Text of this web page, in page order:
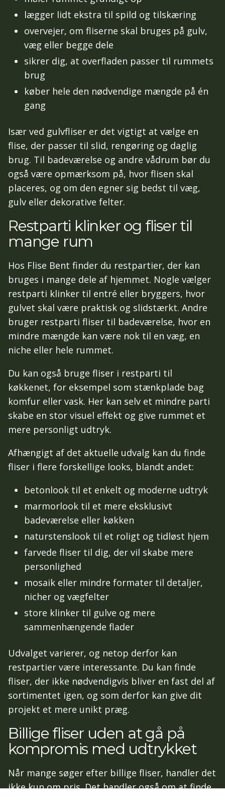
lægger lidt ekstra til spild og tilskæring
overvejer, om fliserne skal bruges på gulv,
væg eller begge dele
sikrer dig, at overfladen passer til rummets
brug
køber hele den nødvendige mængde på én
gang
Især ved gulvfliser er det vigtigt at vælge en
flise, der passer til slid, rengøring og daglig
brug. Til badeværelse og andre vådrum bør du
også være opmærksom på, hvor flisen skal
placeres, og om den egner sig bedst til væg,
gulv eller dekorative felter.
Restparti klinker og fliser til
mange rum
Hos Flise Bent finder du restpartier, der kan
bruges i mange dele af hjemmet. Nogle vælger
restparti klinker til entré eller bryggers, hvor
gulvet skal være praktisk og slidstærkt. Andre
bruger restparti fliser til badeværelse, hvor en
mindre mængde kan være nok til en væg, en
niche eller hele rummet.
Du kan også bruge fliser i restparti til
køkkenet, for eksempel som stænkplade bag
komfur eller vask. Her kan selv et mindre parti
skabe en stor visuel effekt og give rummet et
mere personligt udtryk.
Afhængigt af det aktuelle udvalg kan du finde
fliser i flere forskellige looks, blandt andet:
betonlook til et enkelt og moderne udtryk
marmorlook til et mere eksklusivt
badeværelse eller køkken
naturstenslook til et roligt og tidløst hjem
farvede fliser til dig, der vil skabe mere
personlighed
mosaik eller mindre formater til detaljer,
nicher og vægfelter
store klinker til gulve og mere
sammenhængende flader
Udvalget varierer, og netop derfor kan
restpartier være interessante. Du kan finde
fliser, der ikke nødvendigvis bliver en fast del af
sortimentet igen, og som derfor kan give dit
projekt et mere unikt præg.
Billige fliser uden at gå på
kompromis med udtrykket
Når mange søger efter billige fliser, handler det
ikke kun om pris. Det handler også om at finde